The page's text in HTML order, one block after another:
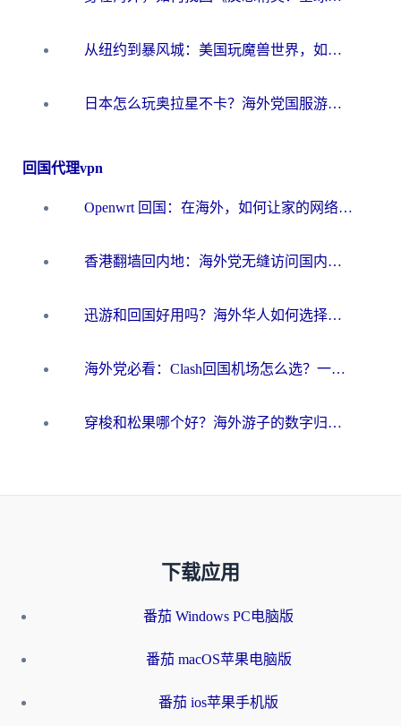
从纽约到暴风城：美国玩魔兽世界，如何找到你的最佳网络航线
日本怎么玩奥拉星不卡？海外党国服游戏加速器选择全攻略
回国代理vpn
Openwrt 回国：在海外，如何让家的网络触手可及
香港翻墙回内地：海外党无缝访问国内资源的加速器选择全攻略
迅游和回国好用吗？海外华人如何选择靠谱的回国加速器
海外党必看：Clash回国机场怎么选？一篇搞定无缝访问国内资源的全攻略
穿梭和松果哪个好？海外游子的数字归乡路，到底该怎么选
下载应用
番茄 Windows PC电脑版
番茄 macOS苹果电脑版
番茄 ios苹果手机版